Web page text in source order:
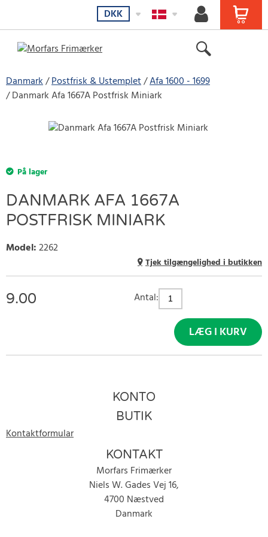
DKK
Danmark Postfrisk & Ustemplet Afa 1600 - 1699
Danmark Afa 1667A Postfrisk Miniark
På lager
DANMARK AFA 1667A
POSTFRISK MINIARK
Model:2262
Tjek tilgængelighed i butikken
9.00 Antal:
LÆG I KURV
KONTO
BUTIK
Kontaktformular
KONTAKT
Morfars Frimærker
Niels W. Gades Vej 16,
4700 Næstved
Danmark